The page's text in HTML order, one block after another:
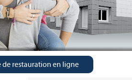
de restauration en ligne